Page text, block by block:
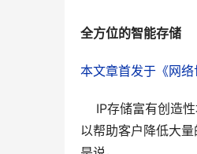
全方位的智能存储
本文章首发于《网络
IP存储富有创造性
以帮助客户降低大